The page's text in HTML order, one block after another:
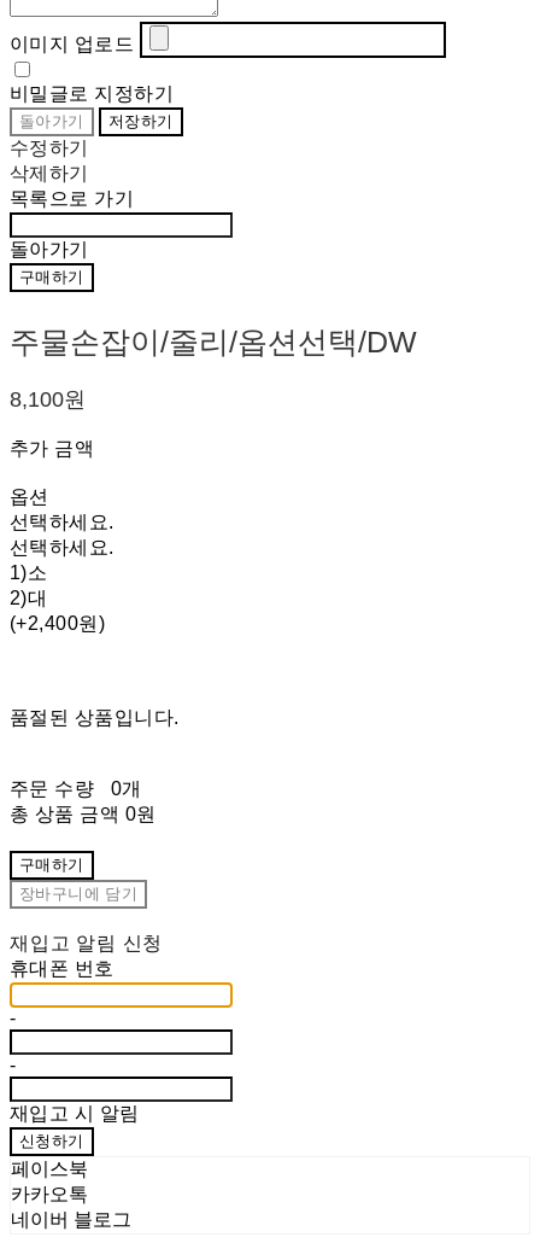
이미지 업로드
비밀글로 지정하기
돌아가기 저장하기
수정하기
삭제하기
목록으로 가기
돌아가기
구매하기
주물손잡이/줄리/옵션선택/DW
8,100원
추가 금액
옵션
선택하세요.
선택하세요.
1)소
2)대
(+2,400원)
품절된 상품입니다.
주문 수량
0개
총 상품 금액 0원
구매하기
장바구니에 담기
재입고 알림 신청
휴대폰 번호
-
-
재입고 시 알림
신청하기
페이스북
카카오톡
네이버 블로그